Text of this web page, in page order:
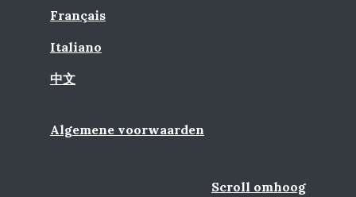
Français
Italiano
中文
Algemene voorwaarden
Scroll omhoog